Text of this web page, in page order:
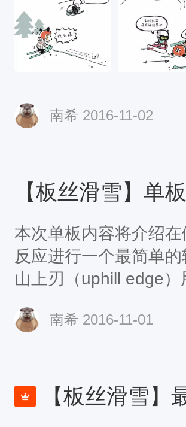
南希 2016-11-02
【板丝滑雪】单
本次单板内容将介绍
反应进行一个最简单
山上刃（uphill edge
杆会较慢但是更加有
提供稳定性，滑手此
南希 2016-11-01
【板丝滑雪